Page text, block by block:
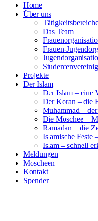
Home
Über uns
Tätigkeitsbereiche
Das Team
Frauen-
Projekte
Der Islam
Der Islam – eine
Der Koran – die
Muhammad –
Die Moschee –
Ramadan – die
Islamische Feste
Islam – schnell
Meldungen
Moscheen
Kontakt
Spenden